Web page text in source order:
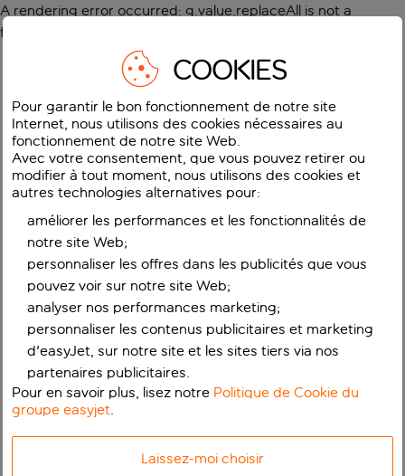
A rendering error occurred: g.value.replaceAll is not a
function
COOKIES
Pour garantir le bon fonctionnement de notre site
Internet, nous utilisons des cookies nécessaires au
fonctionnement de notre site Web.
Avec votre consentement, que vous pouvez retirer ou
modifier à tout moment, nous utilisons des cookies et
autres technologies alternatives pour:
améliorer les performances et les fonctionnalités de
notre site Web;
personnaliser les offres dans les publicités que vous
pouvez voir sur notre site Web;
analyser nos performances marketing;
personnaliser les contenus publicitaires et marketing
d'easyJet, sur notre site et les sites tiers via nos
partenaires publicitaires.
Pour en savoir plus, lisez notre Politique de Cookie du
groupe easyjet.
Laissez-moi choisir